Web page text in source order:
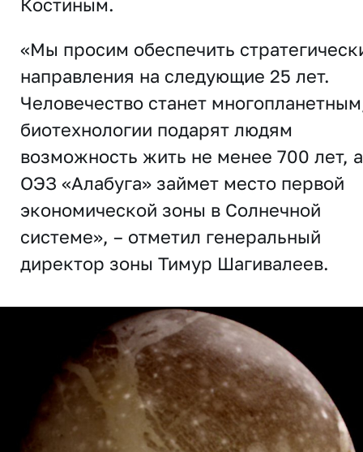
Костиным.
«Мы просим обеспечить
направления на следующие 25 лет.
Человечество станет
биотехнологии подарят людям
возможность жить не менее 700 лет, а
ОЭЗ «Алабуга» займет место первой
экономической зоны в Солнечной
системе», – отметил генеральный
директор зоны Тимур Шагивалеев.